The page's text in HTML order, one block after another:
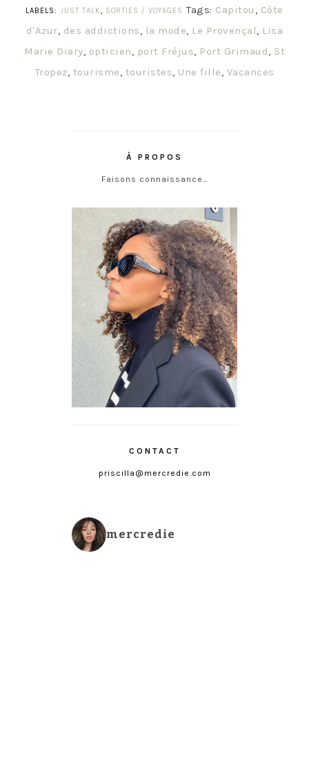
LABELS:JUST TALK, SORTIES / VOYAGES Tags: Capitou , Côte
d'Azur, des addictions, la mode, Le Provençal, Lisa
Marie Diary, opticien, port Fréjus, Port Grimaud, St
Tropez, tourisme, touristes, Une fille, Vacances
À PROPOS
Faisons connaissance…
CONTACT
priscilla@mercredie.com
mercredie